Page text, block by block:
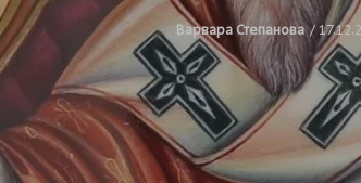
Варвара Степанова